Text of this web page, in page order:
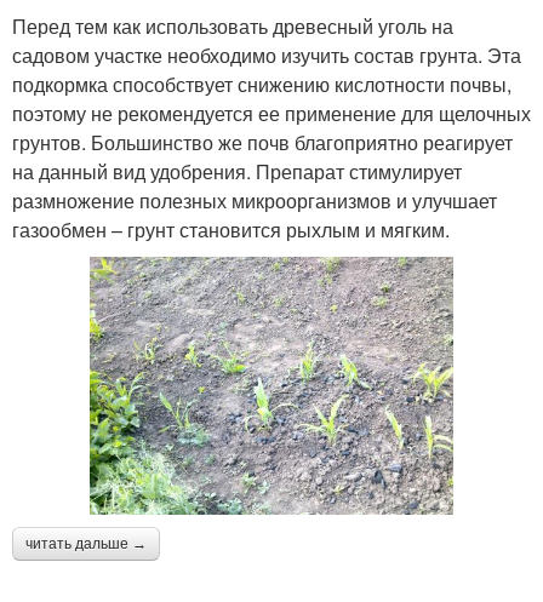
Перед тем как использовать древесный уголь на
садовом участке необходимо изучить состав грунта. Эта
подкормка способствует снижению кислотности почвы,
поэтому не рекомендуется ее применение для щелочных
грунтов. Большинство же почв благоприятно реагирует
на данный вид удобрения. Препарат стимулирует
размножение полезных микроорганизмов и улучшает
газообмен – грунт становится рыхлым и мягким.
читать дальше →